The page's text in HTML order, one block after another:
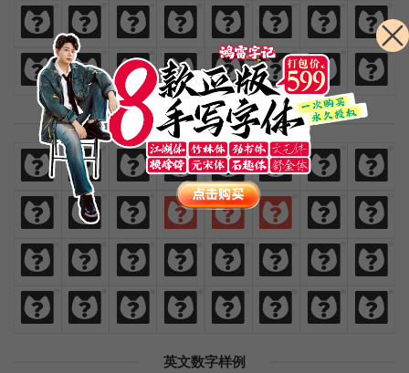
热 爱 与 执 着 时 间 里
闪
闪 烁 灿
灿 烂
烂 鲜
鲜 艳
艳 绚
绚 丽
丽
繁體中文樣例
免
免 費 商
商 業
業 漢
漢 語
語 字 體
歡 迎 來 貓
貓 啃
啃 網 設 計
熱 愛 與
與 執
執 著 時 間
間 裡
裡
閃 爍 燦
燦 爛
爛 鮮 豔 絢
絢 麗
麗
英文数字样例